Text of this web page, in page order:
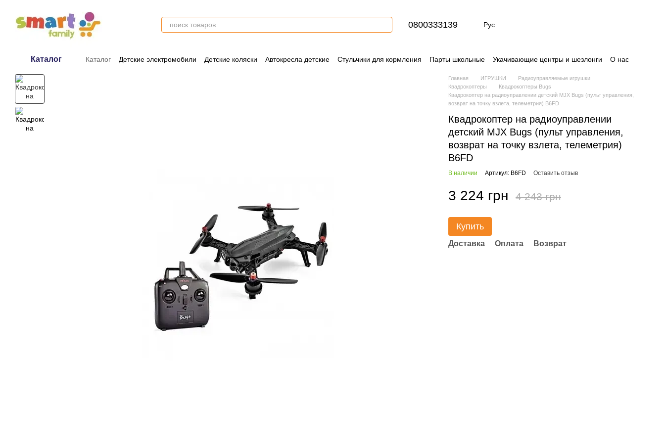
0800333139 Рус
Каталог Каталог Детские электромобили Детские коляски Автокресла детские Стульчики для кормления Парты школьные Укачивающие центры и шезлонги
О нас
Главная ИГРУШКИ
Радиоуправляемые игрушки
Квадрокоптеры
Квадрокоптеры Bugs
Квадрокоптер на радиоуправлении детский MJX Bugs (пульт управления,
возврат на точку взлета, телеметрия) B6FD
Квадрокоптер на радиоуправлении
детский MJX Bugs (пульт управления,
возврат на точку взлета, телеметрия)
B6FD
В наличии Артикул: B6FD Оставить отзыв
3 224 грн 4 243 грн
Купить
Доставка Оплата Возврат